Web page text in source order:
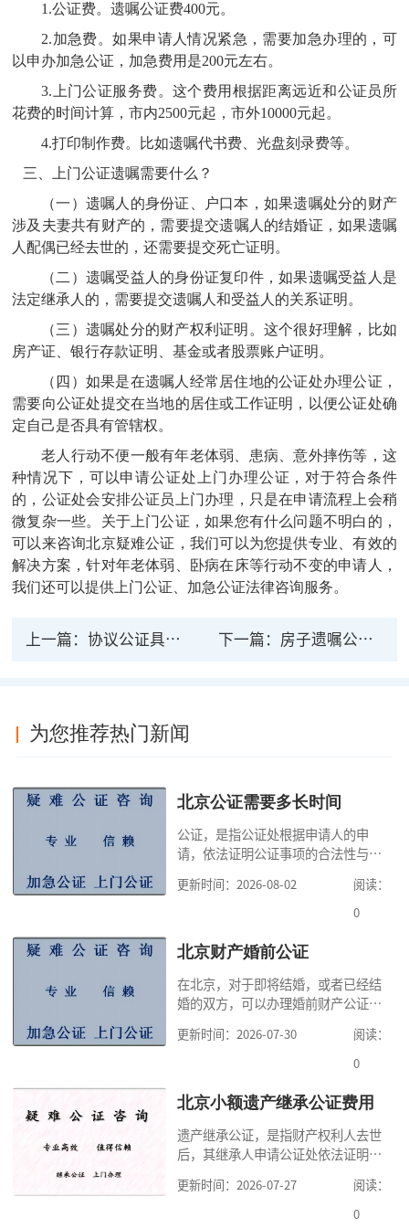
1.公证费。遗嘱公证费400元。
2.加急费。如果申请人情况紧急，需要加急办理的，可
以申办加急公证，加急费用是200元左右。
3.上门公证服务费。这个费用根据距离远近和公证员所
花费的时间计算，市内2500元起，市外10000元起。
4.打印制作费。比如遗嘱代书费、光盘刻录费等。
三、上门公证遗嘱需要什么？
（一）遗嘱人的身份证、户口本，如果遗嘱处分的财产
涉及夫妻共有财产的，需要提交遗嘱人的结婚证，如果遗嘱
人配偶已经去世的，还需要提交死亡证明。
（二）遗嘱受益人的身份证复印件，如果遗嘱受益人是
法定继承人的，需要提交遗嘱人和受益人的关系证明。
（三）遗嘱处分的财产权利证明。这个很好理解，比如
房产证、银行存款证明、基金或者股票账户证明。
（四）如果是在遗嘱人经常居住地的公证处办理公证，
需要向公证处提交在当地的居住或工作证明，以便公证处确
定自己是否具有管辖权。
老人行动不便一般有年老体弱、患病、意外摔伤等，这
种情况下，可以申请公证处上门办理公证，对于符合条件
的，公证处会安排公证员上门办理，只是在申请流程上会稍
微复杂一些。关于上门公证，如果您有什么问题不明白的，
可以来咨询北京疑难公证，我们可以为您提供专业、有效的
解决方案，针对年老体弱、卧病在床等行动不变的申请人，
我们还可以提供上门公证、加急公证法律咨询服务。
上一篇：协议公证具有法律效力吗 下一篇： 房子遗嘱公证给儿子需要哪些材料
为您推荐热门新闻
北京公证需要多长时间
公证，是指公证处根据申请人的申
请，依法证明公证事项的合法性与真
高公证事项的效力，固定证据，但是
很多人不知道在北京办理公证需要多
家，办理公证的时候除了需要按照公
道北京公证需要什么材料,北京公证需
要多少钱？北京公
更新时间：2026-08-02
阅读：
0
北京财产婚前公证
在北京，对于即将结婚，或者已经结
婚的双方，可以办理婚前财产公证，
式，可以避免个人财产引发的纠纷，
但是，在北京办理婚前财产公证，除
料外，公证咨询告诉大家，我们有必
京婚前财产公证机构？了解这些不仅
有利于我们根
更新时间：2026-07-30
阅读：
0
北京小额遗产继承公证费用
遗产继承公证，是指财产权利人去世
后，其继承人申请公证处依法证明继
的证明活动。通过公证，继承人可以
拿着享有继承权的公证书办理遗产过
更新时间：2026-07-27
阅读：
0